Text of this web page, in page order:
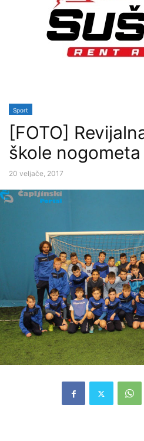
Sport
[FOTO]
škole nogometa
20 veljače, 2017